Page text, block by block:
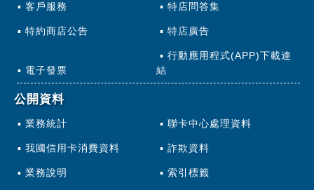
客戶服務 特店問答集
特約商店公告 特店廣告
電子發票
行動應用程式(APP)下載連
結
公開資料
業務統計 聯卡中心處理資料
我國信用卡消費資料 詐欺資料
業務說明 索引標籤